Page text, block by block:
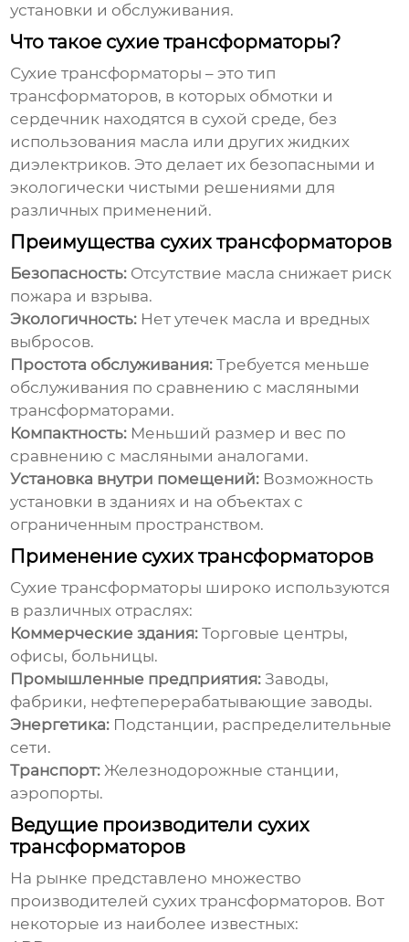
установки и обслуживания.
Что такое сухие трансформаторы?
Сухие трансформаторы – это тип
трансформаторов, в которых обмотки и
сердечник находятся в сухой среде, без
использования масла или других жидких
диэлектриков. Это делает их безопасными и
экологически чистыми решениями для
различных применений.
Преимущества сухих трансформаторов
Безопасность: Отсутствие масла снижает риск
пожара и взрыва.
Экологичность: Нет утечек масла и вредных
выбросов.
Простота обслуживания: Требуется меньше
обслуживания по сравнению с масляными
трансформаторами.
Компактность: Меньший размер и вес по
сравнению с масляными аналогами.
Установка внутри помещений: Возможность
установки в зданиях и на объектах с
ограниченным пространством.
Применение сухих трансформаторов
Сухие трансформаторы широко используются
в различных отраслях:
Коммерческие здания: Торговые центры,
офисы, больницы.
Промышленные предприятия: Заводы,
фабрики, нефтеперерабатывающие заводы.
Энергетика: Подстанции, распределительные
сети.
Транспорт: Железнодорожные станции,
аэропорты.
Ведущие производители сухих
трансформаторов
На рынке представлено множество
производителей сухих трансформаторов. Вот
некоторые из наиболее известных: